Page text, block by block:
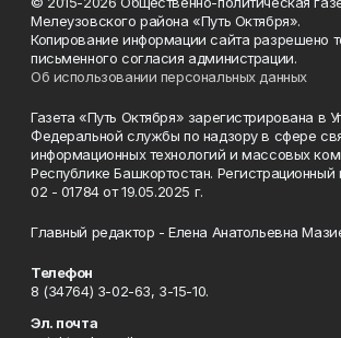
Мелеузовского района «Путь Октября».
Копирование информации сайта разрешено
письменного согласия администрации.
Об использовании персональных данных
Газета «Путь Октября» зарегистрирована в
Федеральной службы по надзору в сфере
информационных технологий и массовых
Республике Башкортостан.
02 - 01784 от 19.05.2025 г.
Главный редактор - Елена Анатольевна
Телефон
8 (34764) 3-02-63, 3-15-10.
Эл. почта